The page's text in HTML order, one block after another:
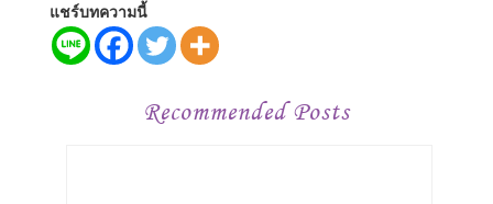
แชร์บทความนี้
Recommended Posts